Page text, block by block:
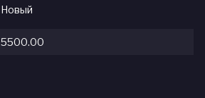
Новый
5500.00